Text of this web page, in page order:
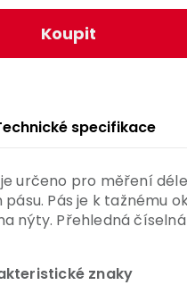
Koupit
specifikace
určeno pro měření
pásu. Pás je k tažnému
nýty. Přehledná číselná
znaky